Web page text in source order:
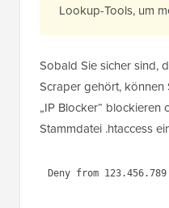
Lookup-Tools, um
Sobald Sie sicher sind,
Scraper gehört, können
„IP Blocker“
Stammdatei .htaccess
Deny from 123.456.789